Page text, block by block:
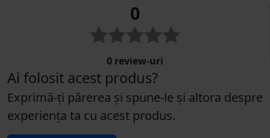
0
0 review-uri
Ai folosit acest produs?
Exprimă-ți părerea și spune-le și altora despre
experiența ta cu acest produs.